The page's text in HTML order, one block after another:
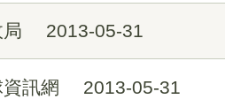
2013-05-31
訊網 2013-05-31